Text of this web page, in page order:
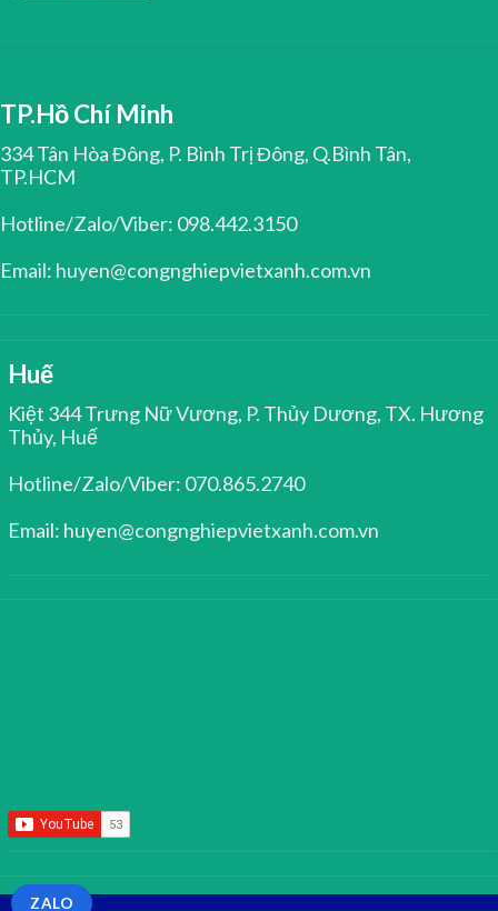
TP.Hồ Chí Minh
334 Tân Hòa Đông, P. Bình Trị Đông, Q.Bình Tân,
TP.HCM
Hotline/Zalo/Viber: 098.442.3150
Email: huyen@congnghiepvietxanh.com.vn
Huế
Kiệt 344 Trưng Nữ Vương, P. Thủy Dương, TX. Hương
Thủy, Huế
Hotline/Zalo/Viber: 070.865.2740
Email: huyen@congnghiepvietxanh.com.vn
ZALO